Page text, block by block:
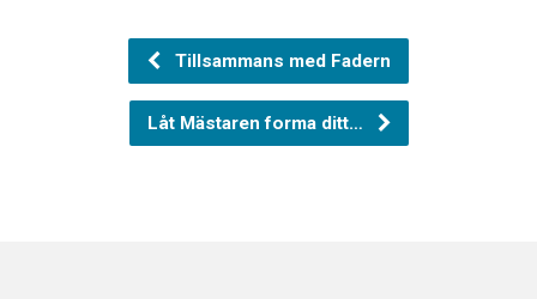
Tillsammans med Fadern
Låt Mästaren forma ditt…